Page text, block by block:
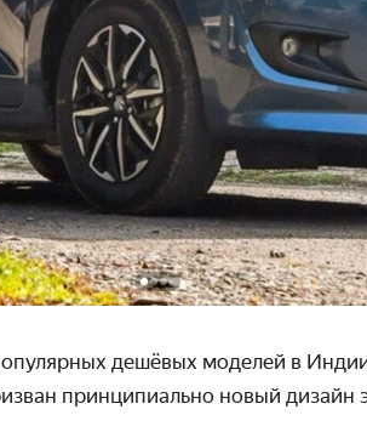
дешёвых моделей в
принципиально новый дизайн